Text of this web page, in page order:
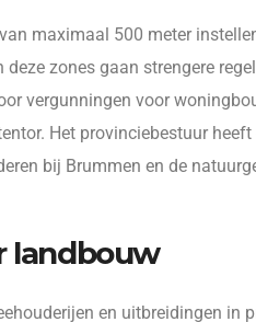
maximaal 500 meter
zones gaan strengere
vergunningen voor
Het provinciebestuur
bij Brummen en de
landbouw
en uitbreidingen in